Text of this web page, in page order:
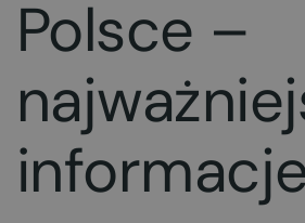
Polsce –